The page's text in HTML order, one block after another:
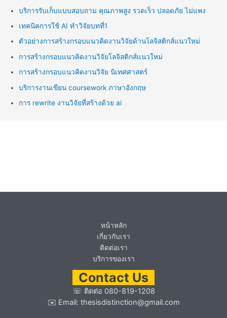
บริการรับเก็บแบบสอบถาม คุณภาพสูง รวดเร็ว ปลอดภัย ไม่แพง
เทคนิคการใช้ AI ทำวิจัยบทที่1
ตัวอย่างการสร้างกรอบแนวคิดงานวิจัยด้านโลจิสติกส์แนวใหม่
การสร้างกรอบแนวคิดงานวิจัยโลจิสติกส์แนวใหม่
การสร้างกรอบแนวคิดงานวิจัย นิเทศศาสตร์
บริการงานเขียน coursework ภาษาอังกฤษ
การ rewrite งานวิจัยที่สร้างด้วย ai
หน้าหลัก
เกี่ยวกับเรา
ติดต่อเรา
บริการของเรา
Contact Us
☏ ติดต่อ 080-819-1208
✉️ Email: thesisdistinction@gmail.com